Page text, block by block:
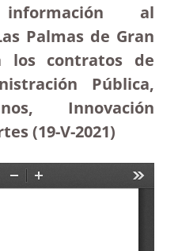
al
Palmas de Gran
los contratos de
Pública,
Innovación
(19-V-2021)